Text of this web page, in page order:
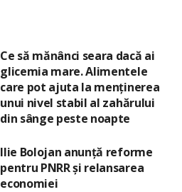
Ce să mănânci seara dacă ai
glicemia mare. Alimentele
care pot ajuta la menținerea
unui nivel stabil al zahărului
din sânge peste noapte
Ilie Bolojan anunță reforme
pentru PNRR și relansarea
economiei